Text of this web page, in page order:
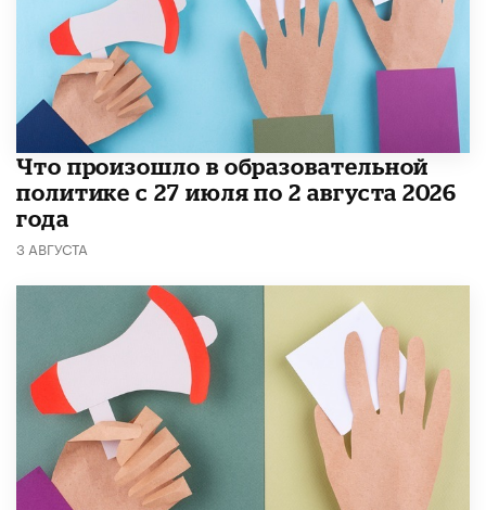
​Что произошло в образовательной
политике с 27 июля по 2 августа 2026
года
3 АВГУСТА